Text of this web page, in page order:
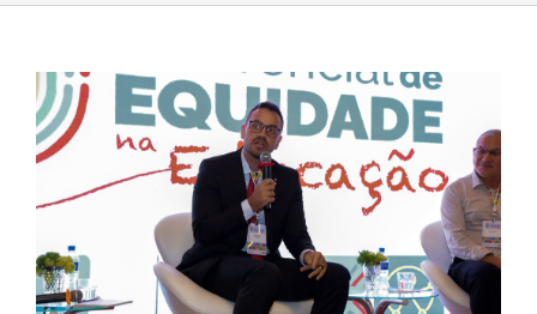
View
Larger
Image